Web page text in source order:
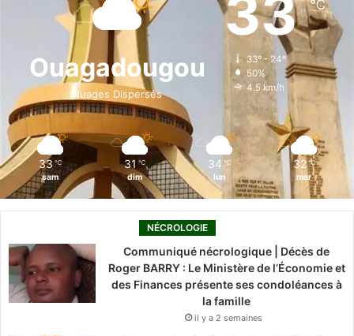
b
o
k
i
n
a
g
r
o
k
Ouagadougou
Nuages Dispersés
33℃
33º - 24º
50%
4.5 km/h
33 ℃
sam
31 ℃
dim
34 ℃
lun
32 ℃
mar
NÉCROLOGIE
Communiqué nécrologique | Décès de
Roger BARRY : Le Ministère de l’Économie et
des Finances présente ses condoléances à
la famille
il y a 2 semaines